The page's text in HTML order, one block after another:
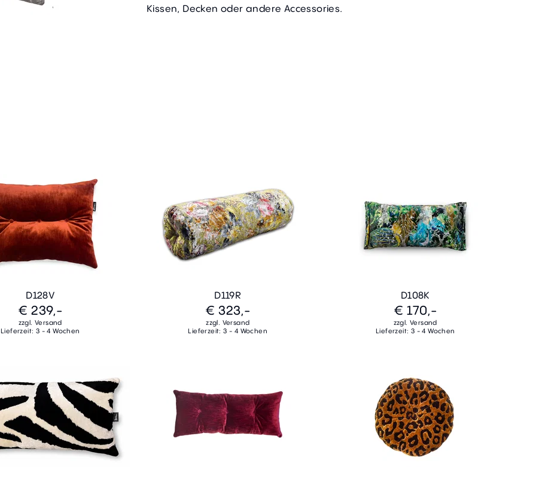
Kissen, Decken oder andere Accessories.
D128V
€ 239,-
zzgl. Versand
Lieferzeit: 3 - 4 Wochen
D119R
€ 323,-
zzgl. Versand
Lieferzeit: 3 - 4 Wochen
D108K
€ 170,-
zzgl. Versand
Lieferzeit: 3 - 4 Wochen